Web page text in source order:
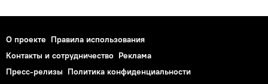
О проекте Правила использования
Контакты и сотрудничество Реклама
Пресс-релизы Политика конфиденциальности